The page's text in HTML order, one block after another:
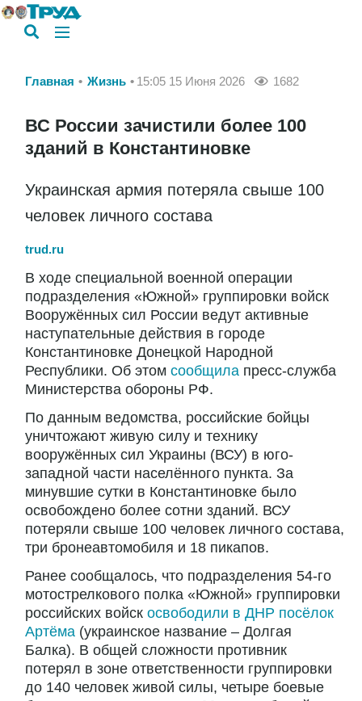
Главная Жизнь 15:05 15 Июня 2026 1682
ВС России зачистили более 100
зданий в Константиновке
Украинская армия потеряла свыше 100
человек личного состава
trud.ru
В ходе специальной военной операции
подразделения «Южной» группировки войск
Вооружённых сил России ведут активные
наступательные действия в городе
Константиновке Донецкой Народной
Республики. Об этом сообщила пресс-служба
Министерства обороны РФ.
По данным ведомства, российские бойцы
уничтожают живую силу и технику
вооружённых сил Украины (ВСУ) в юго-
западной части населённого пункта. За
минувшие сутки в Константиновке было
освобождено более сотни зданий. ВСУ
потеряли свыше 100 человек личного состава,
три бронеавтомобиля и 18 пикапов.
Ранее сообщалось, что подразделения 54-го
мотострелкового полка «Южной» группировки
российских войск освободили в ДНР посёлок
Артёма (украинское название – Долгая
Балка). В общей сложности противник
потерял в зоне ответственности группировки
до 140 человек живой силы, четыре боевые